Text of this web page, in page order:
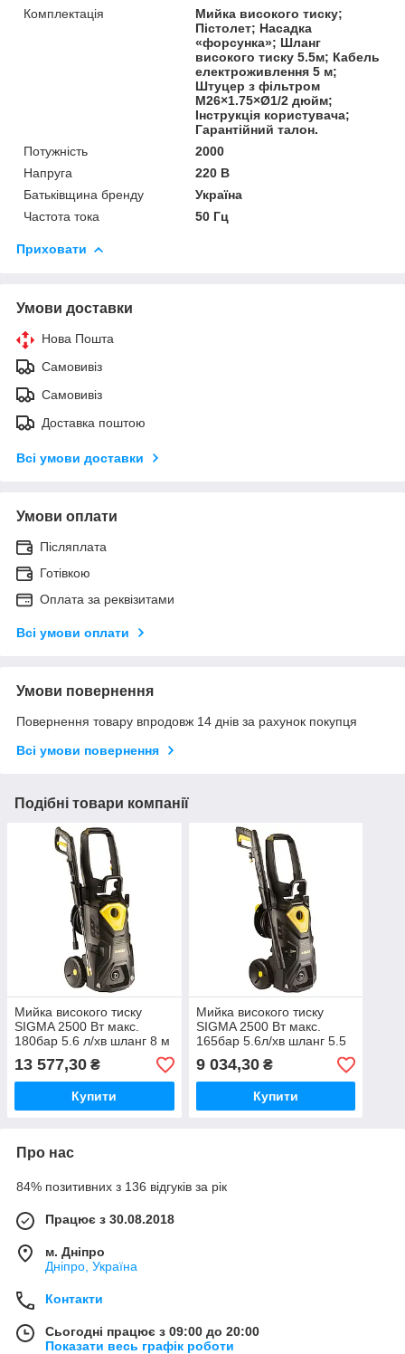
Комплектація
Мийка високого тиску;
Пістолет; Насадка
«форсунка»; Шланг
високого тиску 5.5м; Кабель
електроживлення 5 м;
Штуцер з фільтром
M26×1.75×Ø1/2 дюйм;
Інструкція користувача;
Гарантійний талон.
Потужність
2000
Напруга
220 В
Батьківщина бренду
Україна
Частота тока
50 Гц
Приховати
Умови доставки
Нова Пошта
Самовивіз
Самовивіз
Доставка поштою
Всі умови доставки
Умови оплати
Післяплата
Готівкою
Оплата за реквізитами
Всі умови оплати
Умови повернення
Повернення товару впродовж 14 днів за рахунок покупця
Всі умови повернення
Подібні товари компанії
Мийка високого тиску
SIGMA 2500 Вт макс.
180бар 5.6 л/хв шланг 8 м
(асинхронний двіг.)
(5342291)
13 577,30 ₴
Купити
Мийка високого тиску
SIGMA 2500 Вт макс.
165бар 5.6л/хв шланг 5.5
м (5342281)
9 034,30₴
Купити
Про нас
84% позитивних з 136 відгуків за рік
Працює з 30.08.2018
м. Дніпро
Дніпро, Україна
Контакти
Сьогодні працює з 09:00 до 20:00
Показати весь графік роботи